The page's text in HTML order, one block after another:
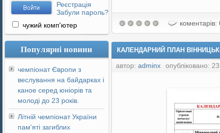
Реєстрація
Забули пароль?
чужий комп'ютер
Популярні новини
чемпіонат Європи з
веслування на байдарках і
каное серед юніорів та
молоді до 23 років.
Літній чемпіонат України
пам'яті загиблих
коментарів:
КАЛЕНДАРНИЙ ПЛАН
автор: adminx опубліковано: